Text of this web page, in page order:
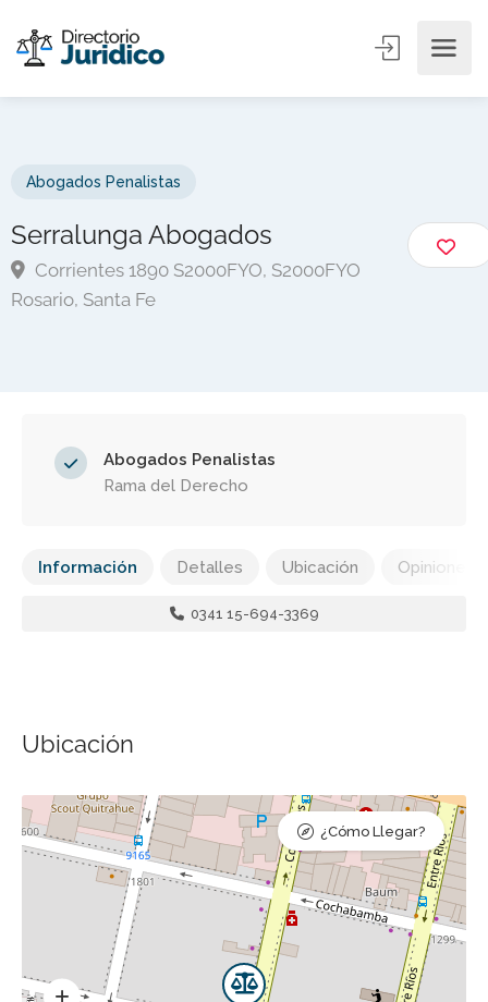
Abogados Penalistas
Serralunga Abogados
Corrientes 1890 S2000FYO, S2000FYO
Rosario, Santa Fe
Abogados Penalistas
Rama del Derecho
Información Detalles Ubicación Opiniones
0341 15-694-3369
Ubicación
¿Cómo Llegar?